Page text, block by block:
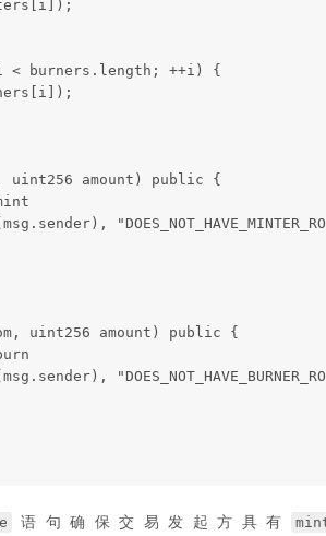
< burners.length; ++i) {
uint256 amount) public {
uint256 amount) public {
语句确保交易发起方具有